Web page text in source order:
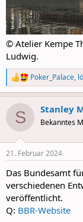
© Atelier Kempe
Ludwig.
R
e
a
c
i
s
Poker_Palace,
S Stanley
Bekanntes
21. Februar 2024
Das Bundesamt
verschiedenen
veröffentlicht.
Q: BBR-Website